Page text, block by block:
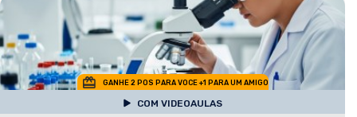
GANHE 2 POS PARA VOCE +1 PARA UM AMIGO
COM VIDEOAULAS